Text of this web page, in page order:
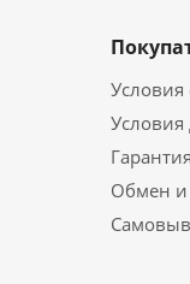
Условия
Условия
Обмен и